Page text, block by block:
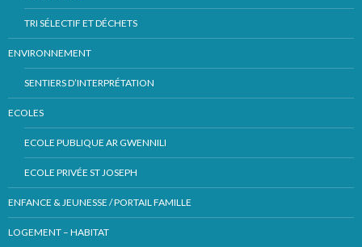
TRI SÉLECTIF ET DÉCHETS
ENVIRONNEMENT
SENTIERS D’INTERPRÉTATION
ECOLES
ECOLE PUBLIQUE AR GWENNILI
ECOLE PRIVÉE ST JOSEPH
ENFANCE & JEUNESSE / PORTAIL FAMILLE
LOGEMENT – HABITAT